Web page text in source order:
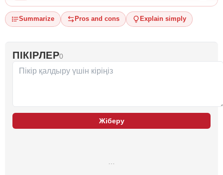
Summarize Pros and cons Explain simply
ПІКІРЛЕР0
Жіберу